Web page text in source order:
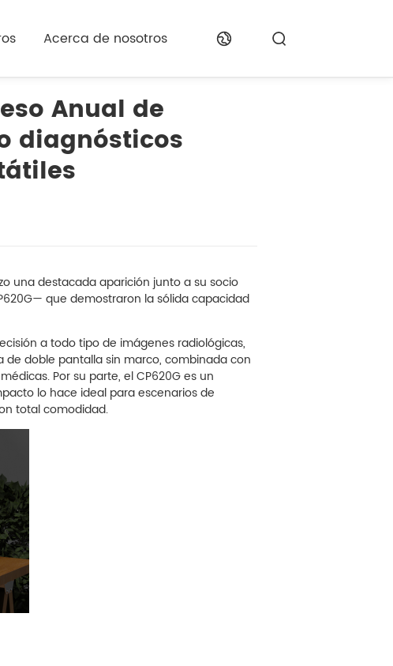
Acerca de nosotros
Anual de
diagnósticos
una destacada aparición junto a su socio
que demostraron la sólida capacidad
a todo tipo de imágenes radiológicas,
de doble pantalla sin marco, combinada con
Por su parte, el CP620G es un
lo hace ideal para escenarios de
total comodidad.